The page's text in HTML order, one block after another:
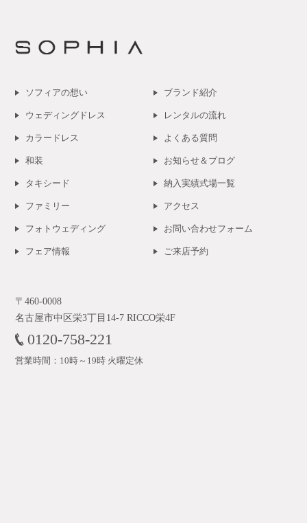
ソフィアの想い
ウェディングドレス
カラードレス
和装
タキシード
ファミリー
フォトウェディング
フェア情報
ブランド紹介
レンタルの流れ
よくある質問
お知らせ＆ブログ
納入実績式場一覧
アクセス
お問い合わせフォーム
ご来店予約
〒460-0008
名古屋市中区栄3丁目14-7 RICCO栄4F
0120-758-221
営業時間：10時～19時 火曜定休